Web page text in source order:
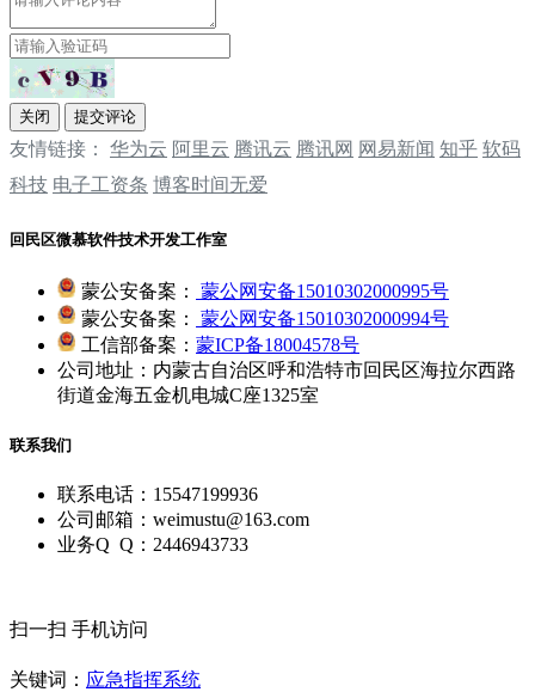
关闭 提交评论
友情链接： 华为云 阿里云 腾讯云 ‌‌腾讯网 ‌‌网易新闻 ‌‌知乎 软码
科技 电子工资条 博客时间无爱
回民区微慕软件技术开发工作室
蒙公安备案：
蒙公网安备15010302000995号
蒙公安备案：
蒙公网安备15010302000994号
工信部备案： 蒙ICP备18004578号
公司地址：内蒙古自治区呼和浩特市回民区海拉尔西路
街道金海五金机电城C座1325室
联系我们
联系电话：15547199936
公司邮箱：weimustu@163.com
业务Q Q：2446943733
扫一扫 手机访问
关键词： 应急指挥系统